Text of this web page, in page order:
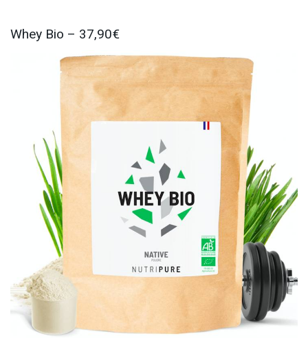
Whey Bio – 37,90€